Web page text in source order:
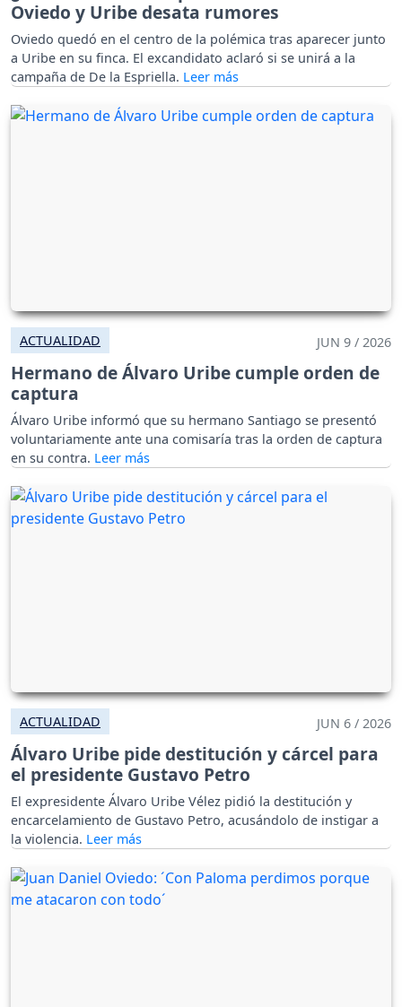
Oviedo y Uribe desata rumores
Oviedo quedó en el centro de la polémica tras aparecer junto
a Uribe en su finca. El excandidato aclaró si se unirá a la
campaña de De la Espriella.
ACTUALIDAD JUN 9 / 2026
Hermano de Álvaro Uribe cumple orden de
captura
Álvaro Uribe informó que su hermano Santiago se presentó
voluntariamente ante una comisaría tras la orden de captura
en su contra.
ACTUALIDAD JUN 6 / 2026
Álvaro Uribe pide destitución y cárcel para
el presidente Gustavo Petro
El expresidente Álvaro Uribe Vélez pidió la destitución y
encarcelamiento de Gustavo Petro, acusándolo de instigar a
la violencia.